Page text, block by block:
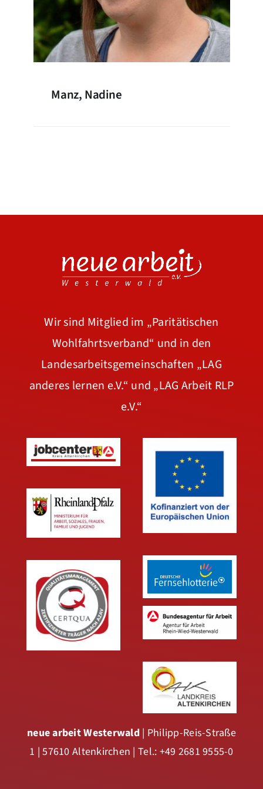
Manz, Nadine
Wir sind Mitglied im „Paritätischen
Wohlfahrtsverband“ und in den
Landesarbeitsgemeinschaften „LAG
anderes lernen e.V.“ und „LAG Arbeit RLP
e.V.“
neue arbeit Westerwald | Philipp-Reis-Straße
1 | 57610 Altenkirchen | Tel.: +49 2681 9555-0